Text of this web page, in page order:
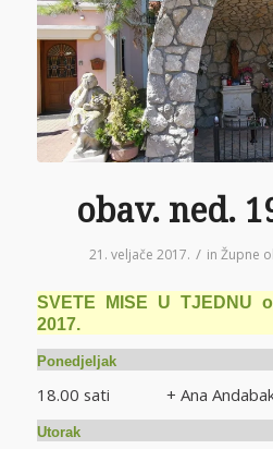
obav. ned.
21. veljače 2017. / inŽupne
SVETE MISE U TJEDNU
2017.
Ponedjeljak
18.00 sati + Ana
Utorak